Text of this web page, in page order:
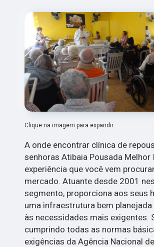
Clique na imagem para expandir
A onde encontrar clínica de
senhoras Atibaia Pousada Melhor
experiência que você vem
mercado. Atuante desde 2001
segmento, proporciona aos seus
uma infraestrutura bem planejada
às necessidades mais exigentes.
cumprindo todas as normas
exigências da Agência Nacional